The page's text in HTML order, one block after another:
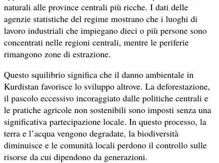
naturali alle province centrali più ricche. I dati delle
agenzie statistiche del regime mostrano che i luoghi di
lavoro industriali che impiegano dieci o più persone sono
concentrati nelle regioni centrali, mentre le periferie
rimangono zone di estrazione.
Questo squilibrio significa che il danno ambientale in
Kurdistan favorisce lo sviluppo altrove. La deforestazione,
il pascolo eccessivo incoraggiato dalle politiche centrali e
le pratiche agricole non sostenibili sono imposti senza una
significativa partecipazione locale. In questo processo, la
terra e l’acqua vengono degradate, la biodiversità
diminuisce e le comunità locali perdono il controllo sulle
risorse da cui dipendono da generazioni.